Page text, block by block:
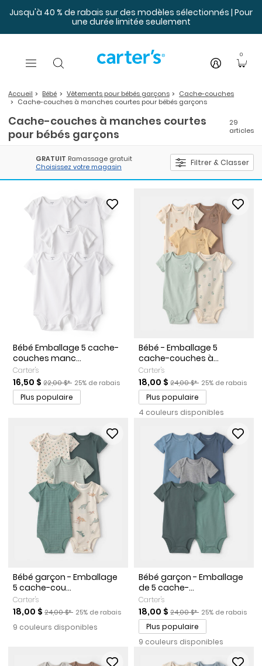
Jusqu'à 40 % de rabais sur des modèles sélectionnés | Pour
une durée limitée seulement
0
Accueil Bébé Vêtements pour bébés garçons
Cache-couches
Cache-couches à manches courtes pour bébés garçons
Cache-couches à manches courtes
pour bébés garçons
29
articles
GRATUIT Ramassage gratuit
Choisissez votre magasin
Filtrer & Classer
Bébé Emballage 5 cache-
couches manc...
Carter's
Prix de solde
16,50 $ Prix ​​de détail suggéré par le fabricant
22,00 $* Pourcentage de rabais
25% de rabais
Plus populaire
Bébé - Emballage 5
cache-couches à...
Carter's
Prix de solde
18,00 $ Prix ​​de détail suggéré par
24,00 $* Pourcentage de
25% de rabais
Plus populaire
4 couleurs disponibles
Bébé garçon - Emballage
5 cache-cou...
Carter's
Prix de solde
18,00 $ Prix ​​de détail suggéré par le fabricant
24,00 $* Pourcentage de rabais
25% de rabais
9 couleurs disponibles
Bébé garçon - Emballage
de 5 cache-...
Carter's
Prix de solde
18,00 $ Prix ​​de détail suggéré par
24,00 $* Pourcentage de
25% de rabais
Plus populaire
9 couleurs disponibles